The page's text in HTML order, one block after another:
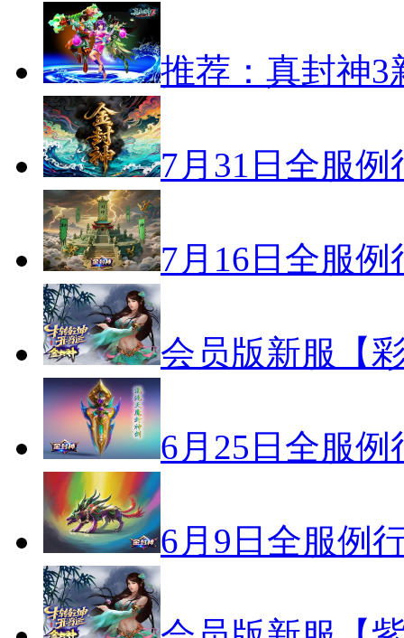
推荐：真封神3
7月31日全服
7月16日全服
会员版新服【
6月25日全服
6月9日全服例